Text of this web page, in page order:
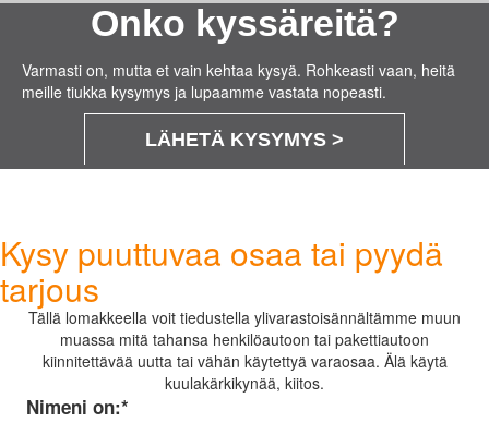
Onko kyssäreitä?
Varmasti on, mutta et vain kehtaa kysyä. Rohkeasti vaan, heitä
meille tiukka kysymys ja lupaamme vastata nopeasti.
LÄHETÄ KYSYMYS >
Kysy puuttuvaa osaa tai pyydä
tarjous
Tällä lomakkeella voit tiedustella ylivarastoisännältämme muun
muassa mitä tahansa henkilöautoon tai pakettiautoon
kiinnitettävää uutta tai vähän käytettyä varaosaa. Älä käytä
kuulakärkikynää, kiitos.
Nimeni on:*